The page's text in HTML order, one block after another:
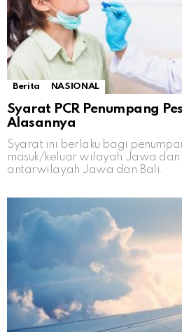
Berita NASIONAL
Syarat PCR Penumpang
Alasannya
Syarat ini berlaku bagi
masuk/keluar wilayah Jawa dan
antarwilayah Jawa dan Bali.